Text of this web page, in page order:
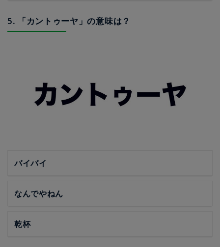
5. 「カントゥーヤ」の意味は？
バイバイ
なんでやねん
乾杯